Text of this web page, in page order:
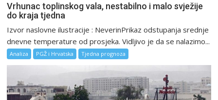
Vrhunac toplinskog vala, nestabilno i malo svježije
do kraja tjedna
Izvor naslovne ilustracije : NeverinPrikaz odstupanja srednje
dnevne temperature od prosjeka. Vidljivo je da se nalazimo...
Analiza PGŽ i Hrvatska Tjedna prognoza